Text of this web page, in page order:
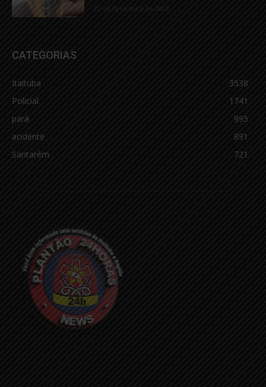
22 de fevereiro de 2023
CATEGORIAS
Itaituba
3538
Policial
1741
pará
995
acidente
891
Santarém
721